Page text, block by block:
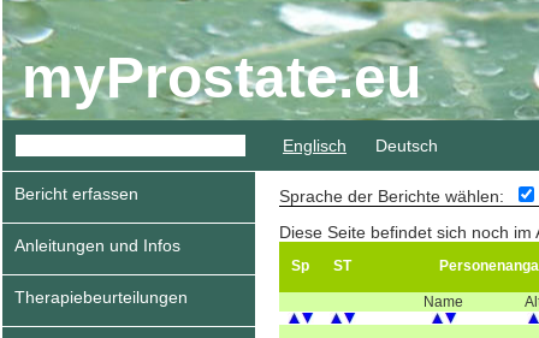
myProstate.eu
Englisch Deutsch
Bericht erfassen
Anleitungen und Infos
Therapiebeurteilungen
Sprache der Berichte wählen:
Diese Seite befindet sich noch im
Sp ST
Name